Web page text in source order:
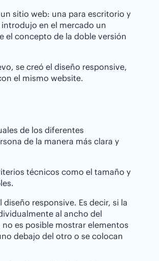
sitio web: una para escritorio y
en el mercado un
el concepto de la doble versión
se creó el diseño responsive,
el mismo website.
de los diferentes
de la manera más clara y
técnicos como el tamaño y
responsive. Es decir, si la
al ancho del
es posible mostrar elementos
debajo del otro o se colocan